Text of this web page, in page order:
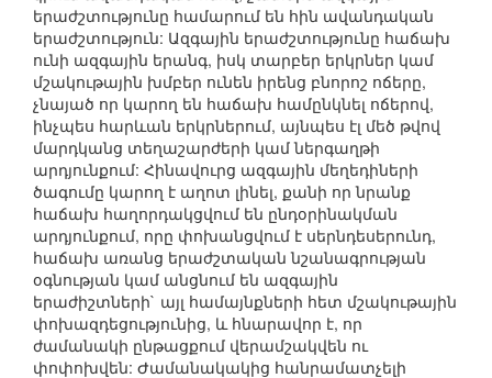
երաժշտությունը համարում են հին ավանդական
երաժշտություն: Ազգային երաժշտությունը հաճախ
ունի ազգային երանգ, իսկ տարբեր երկրներ կամ
մշակութային խմբեր ունեն իրենց բնորոշ ոճերը,
չնայած որ կարող են հաճախ համընկնել ոճերով,
ինչպես հարևան երկրներում, այնպես էլ մեծ թվով
մարդկանց տեղաշարժերի կամ ներգաղթի
արդյունքում: Հինավուրց ազգային մեղեդիների
ծագումը կարող է աղոտ լինել, քանի որ նրանք
հաճախ հաղորդակցվում են ընդօրինակման
արդյունքում, որը փոխանցվում է սերնդեսերունդ,
հաճախ առանց երաժշտական նշանագրության
օգնության կամ անցնում են ազգային
երաժիշտների` այլ համայնքների հետ մշակութային
փոխազդեցությունից, և հնարավոր է, որ
ժամանակի ընթացքում վերամշակվեն ու
փոփոխվեն: Ժամանակակից հանրամատչելի